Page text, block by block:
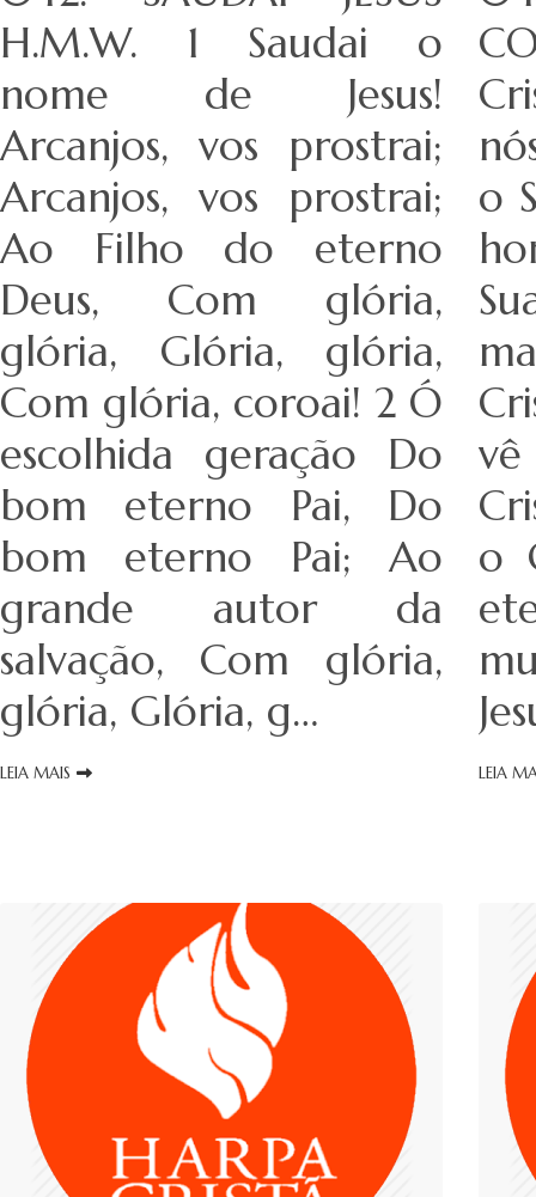
H.M.W. 1 Saudai o
nome de Jesus!
Arcanjos, vos prostrai;
Arcanjos, vos prostrai;
Ao Filho do eterno
Deus, Com glória,
glória, Glória, glória,
Com glória, coroai! 2 Ó
escolhida geração Do
bom eterno Pai, Do
bom eterno Pai; Ao
grande autor da
salvação, Com glória,
glória, Glória, g…
LEIA MAIS
o
o
LEIA